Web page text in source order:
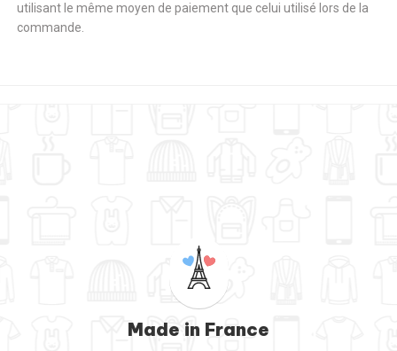
utilisant le même moyen de paiement que celui utilisé lors de la
commande.
Made in France